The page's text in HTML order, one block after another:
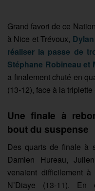
Grand favori de ce
à Nice et Trévoux,
réaliser la passe de
Stéphane Robineau et
a finalement chuté en
(13-12), face à la
Une finale à
bout du suspense
Des quarts de finale à
Damien Hureau,
venaient difficilement
N’Diaye (13-11). En